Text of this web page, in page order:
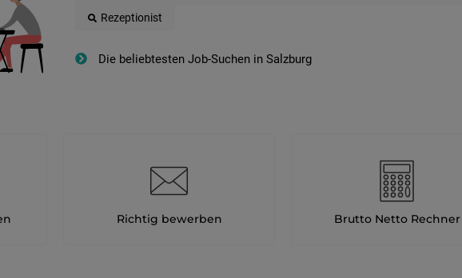
Rezeptionist
Die beliebtesten Job-Suchen in Salzburg
Richtig bewerben Brutto Netto Rechner